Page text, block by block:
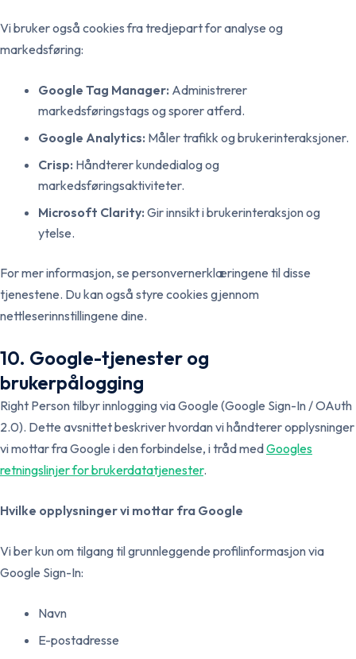
Vi bruker også cookies fra tredjepart for analyse og
markedsføring:
Google Tag Manager: Administrerer
markedsføringstags og sporer atferd.
Google Analytics: Måler trafikk og brukerinteraksjoner.
Crisp: Håndterer kundedialog og
markedsføringsaktiviteter.
Microsoft Clarity: Gir innsikt i brukerinteraksjon og
ytelse.
For mer informasjon, se personvernerklæringene til disse
tjenestene. Du kan også styre cookies gjennom
nettleserinnstillingene dine.
10. Google-tjenester og
brukerpålogging
Right Person tilbyr innlogging via Google (Google Sign-In / OAuth
2.0). Dette avsnittet beskriver hvordan vi håndterer opplysninger
vi mottar fra Google i den forbindelse, i tråd medGoogles
retningslinjer for brukerdatatjenester.
Hvilke opplysninger vi mottar fra Google
Vi ber kun om tilgang til grunnleggende profilinformasjon via
Google Sign-In:
Navn
E-postadresse